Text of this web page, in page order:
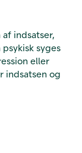
indsatser,
syges
eller
indsatsen og